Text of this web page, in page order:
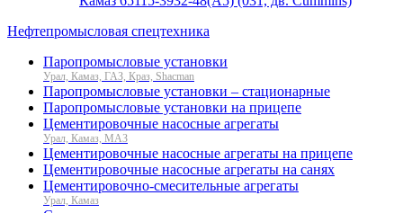
Нефтепромысловая спецтехника
Паропромысловые установки
Урал, Камаз, ГАЗ, Краз, Shacman
Паропромысловые установки – стационарные
Паропромысловые установки на прицепе
Цементировочные насосные агрегаты
Урал, Камаз, МАЗ
Цементировочные насосные агрегаты на прицепе
Цементировочные насосные агрегаты на санях
Цементировочно-смесительные агрегаты
Урал, Камаз